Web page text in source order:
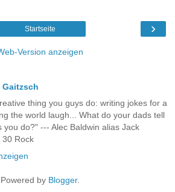
›
Startseite
Version anzeigen
Gaitzsch
thing you guys do: writing jokes for a
the world laugh... What do your dads tell
you do?" --- Alec Baldwin alias Jack
30 Rock
Powered by Blogger.